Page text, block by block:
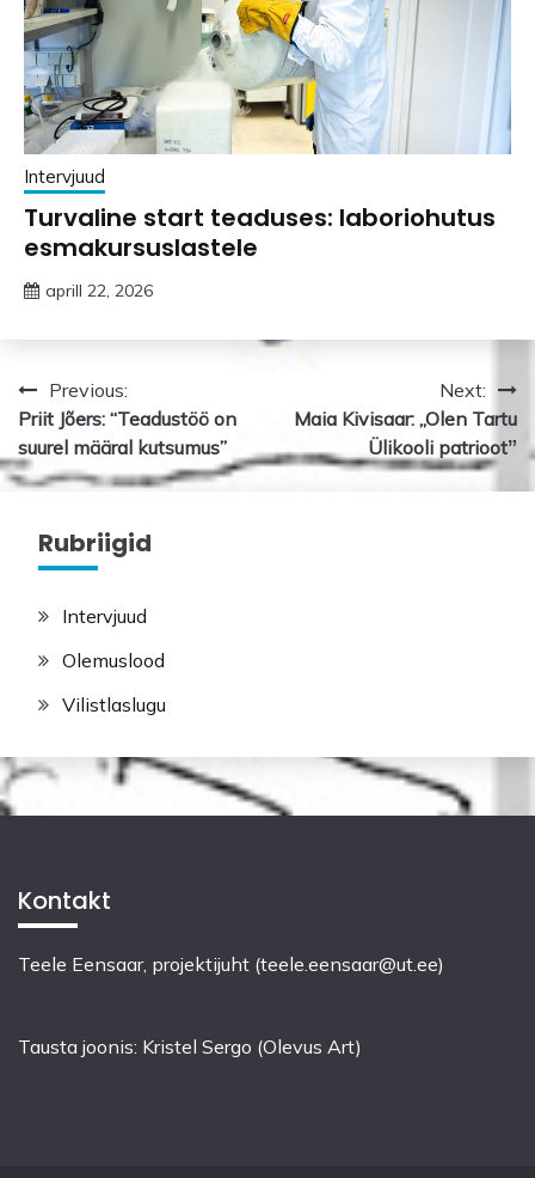
Intervjuud
Turvaline start teaduses: laboriohutus
esmakursuslastele
aprill 22, 2026
Navigeerimine
Previous:
Priit Jõers: “Teadustöö on
suurel määral kutsumus”
Next:
Maia Kivisaar: „Olen Tartu
Ülikooli patriootˮ
Rubriigid
Intervjuud
Olemuslood
Vilistlaslugu
Kontakt
Teele Eensaar, projektijuht (teele.eensaar@ut.ee)
Tausta joonis: Kristel Sergo (Olevus Art)